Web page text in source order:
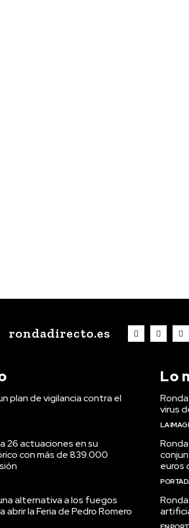
rondadirecto.es
plan de vigilancia contra el
26 actuaciones en su
con más de 839.000
alternativa a los fuegos
abrir la Feria de Pedro Romero
Lo
virus
LA
euros